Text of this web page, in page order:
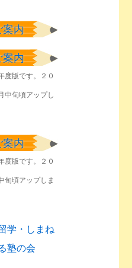
案内
案内
度版です。２０
中旬頃アップし
案内
度版です。２０
旬頃アップしま